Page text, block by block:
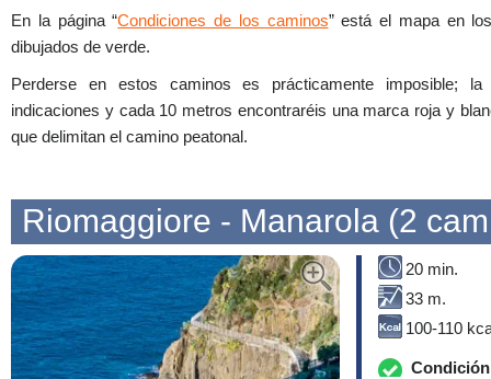
En la página “Condiciones de los caminos” está el mapa en
dibujados de verde.
Perderse en estos caminos es prácticamente imposible;
indicaciones y cada 10 metros encontraréis una marca roja y
que delimitan el camino peatonal.
Riomaggiore - Manarola (2
20 min.
33 m.
100-110